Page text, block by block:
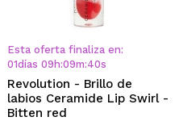
Esta oferta finaliza en:
01días 09 h:09m:40s
Revolution - Brillo de
labios Ceramide Lip Swirl -
Bitten red